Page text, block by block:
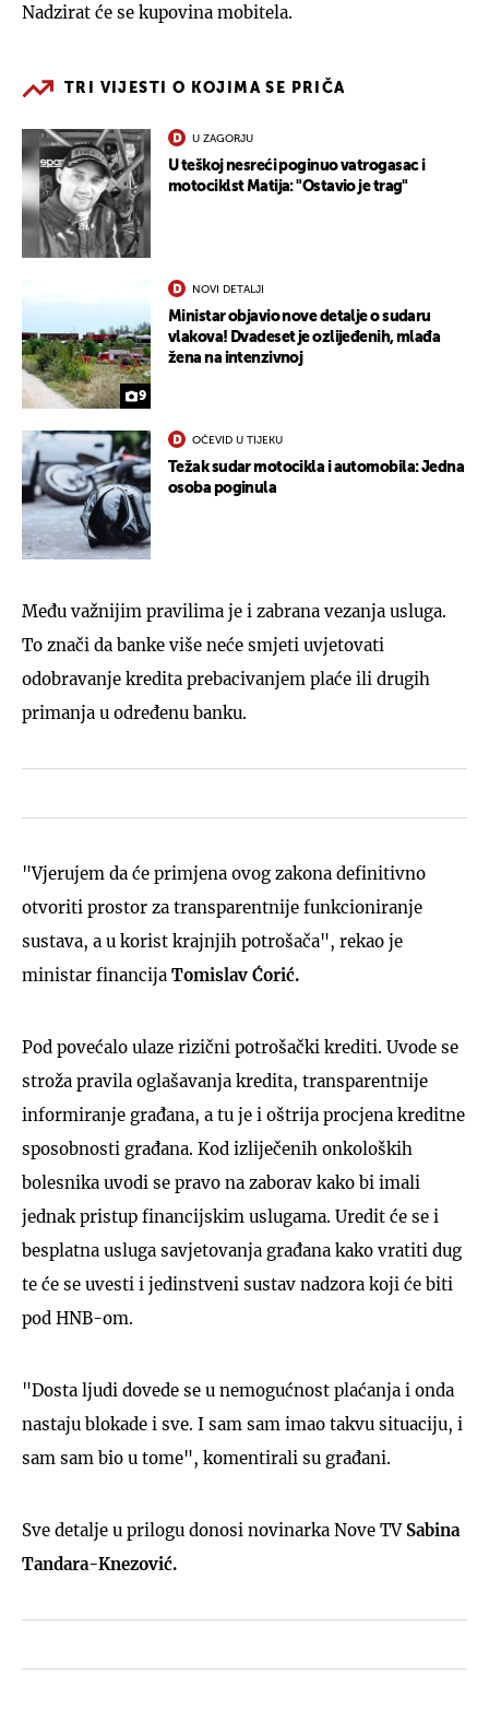
Nadzirat će se kupovina mobitela.
TRI VIJESTI O KOJIMA SE PRIČA
U ZAGORJU
U teškoj nesreći poginuo vatrogasac i
motociklst Matija: "Ostavio je trag"
9
NOVI DETALJI
Ministar objavio nove detalje o sudaru
vlakova! Dvadeset je ozlijeđenih, mlađa
žena na intenzivnoj
OČEVID U TIJEKU
Težak sudar motocikla i automobila: Jedna
osoba poginula
Među važnijim pravilima je i zabrana vezanja usluga.
To znači da banke više neće smjeti uvjetovati
odobravanje kredita prebacivanjem plaće ili drugih
primanja u određenu banku.
"Vjerujem da će primjena ovog zakona definitivno
otvoriti prostor za transparentnije funkcioniranje
sustava, a u korist krajnjih potrošača", rekao je
ministar financija Tomislav Ćorić.
Pod povećalo ulaze rizični potrošački krediti. Uvode se
stroža pravila oglašavanja kredita, transparentnije
informiranje građana, a tu je i oštrija procjena kreditne
sposobnosti građana. Kod izliječenih onkoloških
bolesnika uvodi se pravo na zaborav kako bi imali
jednak pristup financijskim uslugama. Uredit će se i
besplatna usluga savjetovanja građana kako vratiti dug
te će se uvesti i jedinstveni sustav nadzora koji će biti
pod HNB-om.
"Dosta ljudi dovede se u nemogućnost plaćanja i onda
nastaju blokade i sve. I sam sam imao takvu situaciju, i
sam sam bio u tome", komentirali su građani.
Sve detalje u prilogu donosi novinarka Nove TVSabina
Tandara-Knezović.